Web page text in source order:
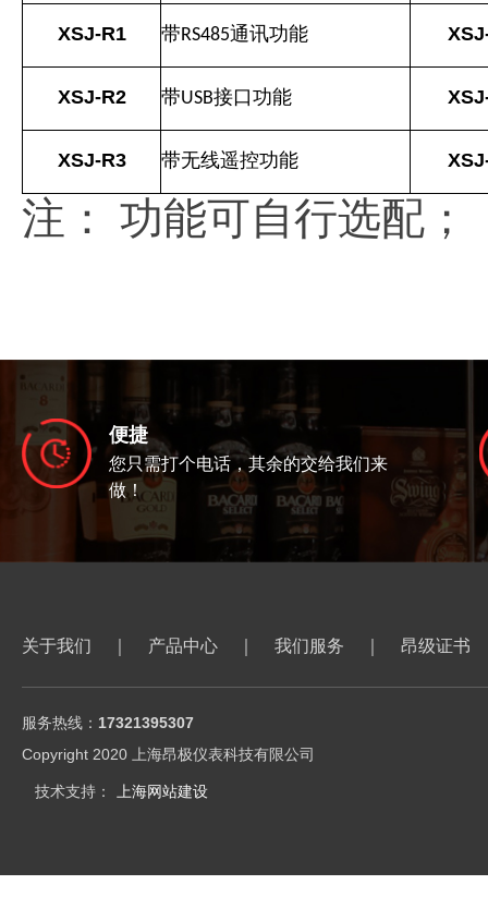
XSJ-R1 带RS485通讯功能
XSJ-R2 带USB接口功能
XSJ-R3 带无线遥控功能
注： 功能可自行选配；
便捷
您只需打个电话，其余的交给我们来
做！
关于我们 产品中心 我们服务 昂级证书
服务热线： 17321395307
Copyright 2020 上海昂极仪表科技有限公司
技术支持： 上海网站建设